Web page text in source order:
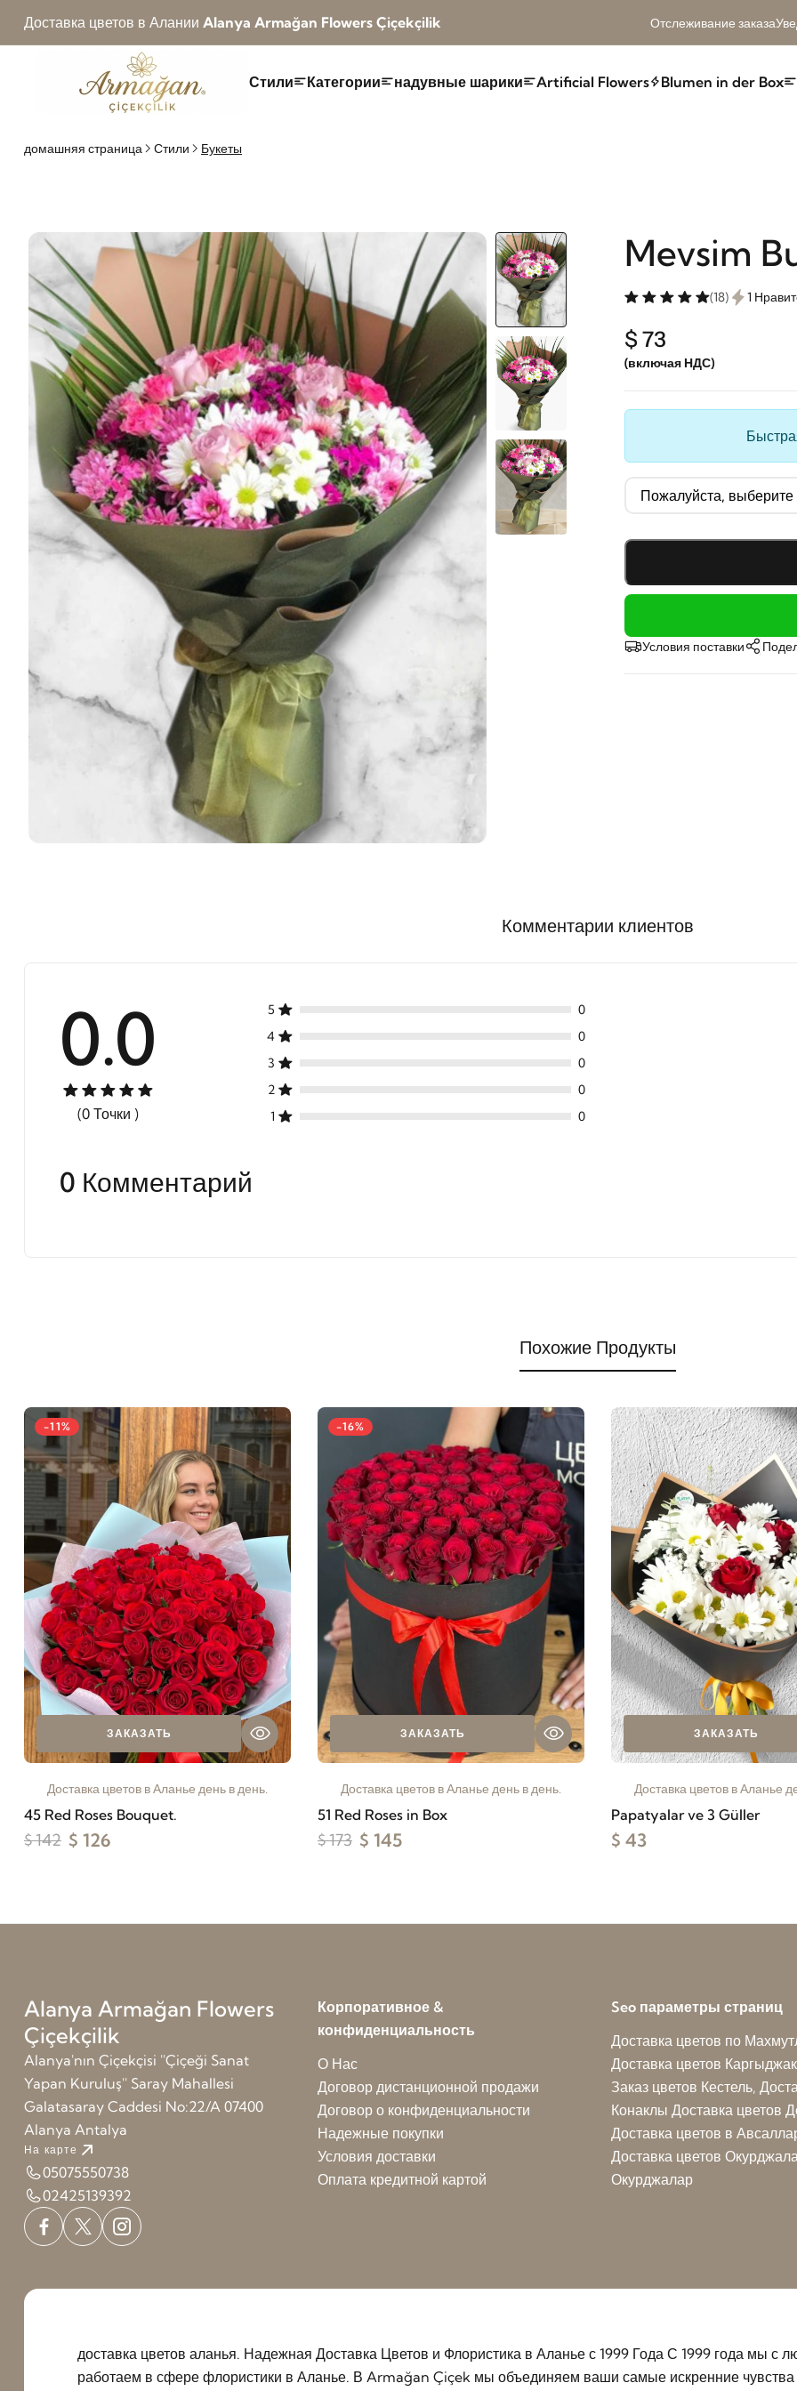
Доставка цветов в Алании Alanya Armağan Flowers Çiçekçilik Отслеживание заказа
Стили Категории надувные шарики Artificial Flowers Blumen in der Box
домашняя страница Стили Букеты
Mevsim
(18) 1
$ 73
(включая НДС)
Условия поставки
Комментарии клиентов
0.0
(0 Точки )
5
0
4
0
3
0
2
0
1
0
0 Комментарий
Похожие Продукты
-11%
ЗАКАЗАТЬ
Доставка цветов в Аланье день в день.
45 Red Roses Bouquet.
$ 142 $ 126
-16%
ЗАКАЗАТЬ
Доставка цветов в Аланье день в день.
51 Red Roses in Box
$ 173 $ 145
ЗАКАЗАТЬ
Доставка цветов в Аланье
Papatyalar ve 3 Güller
$ 43
Alanya Armağan Flowers
Çiçekçilik
Alanya'nın Çiçekçisi ''Çiçeği Sanat
Yapan Kuruluş'' Saray Mahallesi
Galatasaray Caddesi No:22/A 07400
Alanya Antalya
На карте
05075550738
02425139392
Корпоративное &
конфиденциальность
О Нас
Договор дистанционной продажи
Договор о конфиденциальности
Надежные покупки
Условия доставки
Оплата кредитной картой
Seo параметры страниц
Доставка цветов по
Доставка цветов
Заказ цветов Кестель,
Конаклы Доставка цветов
Доставка цветов в
Доставка цветов
Окурджалар
доставка цветов аланья. Надежная Доставка Цветов и Флористика в Аланье с 1999 Года С 1999 года мы с
работаем в сфере флористики в Аланье. В Armağan Çiçek мы объединяем ваши самые искренние